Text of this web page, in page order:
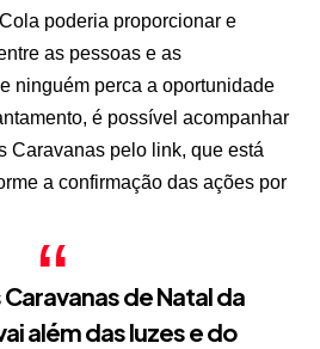
poderia proporcionar e
as pessoas e as
ninguém perca a oportunidade
é possível acompanhar
Caravanas pelo link, que está
a confirmação das ações por
Caravanas de Natal da
além das luzes e do